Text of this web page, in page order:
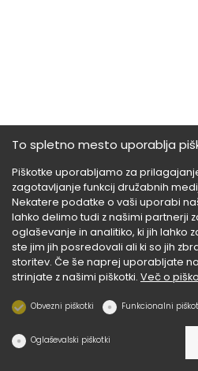
To spletno mesto uporablja
Piškotke uporabljamo za
zagotavljanje funkcij družabnih
Nekatere podatke o vaši uporabi
lahko delimo tudi z našimi partnerji
oglaševanje in analitiko, ki jih lahko
ste jim jih posredovali ali ki so jih
storitev. Če še naprej uporabljate
strinjate z našimi piškotki. Več o
Obvezni piškotki Funkcionalni
Oglaševalski piškotki